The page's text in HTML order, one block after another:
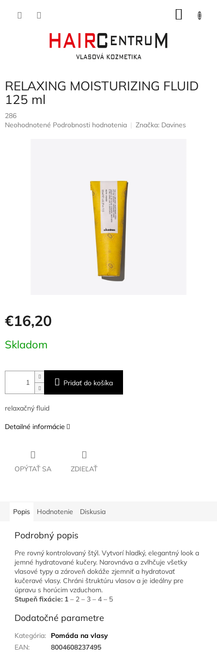
RELAXING MOISTURIZING FLUID
125 ml
286
Priemerné
Neohodnotené Podrobnosti hodnotenia Značka: Davines
€16,20
cena:
Skladom
Pridať do košíka
relaxačný fluid
Detailné informácie
OPÝTAŤ SA ZDIEĽAŤ
Popis Hodnotenie Diskusia
Podrobný popis
Pre rovný kontrolovaný štýl. Vytvorí hladký, elegantný look a
jemné hydratované kučery. Narovnáva a zvlhčuje všetky
vlasové typy a zároveň dokáže zjemniť a hydratovať
kučeravé vlasy. Chráni štruktúru vlasov a je ideálny pre
úpravu s horúcim vzduchom.
Stupeň fixácie: 1 – 2 – 3 – 4 – 5
Dodatočné parametre
Kategória:
Pomáda na vlasy
EAN: 8004608237495